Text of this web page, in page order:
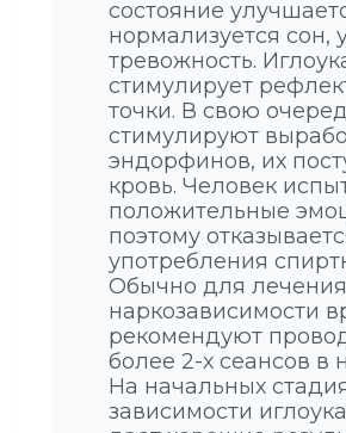
состояние
нормализуется сон,
тревожность.
стимулирует
точки. В свою
стимулируют
эндорфинов, их
кровь. Человек
положительные
поэтому
употребления
Обычно для лечения
наркозависимости
рекомендуют
более 2-х сеансов в
На начальных
зависимости